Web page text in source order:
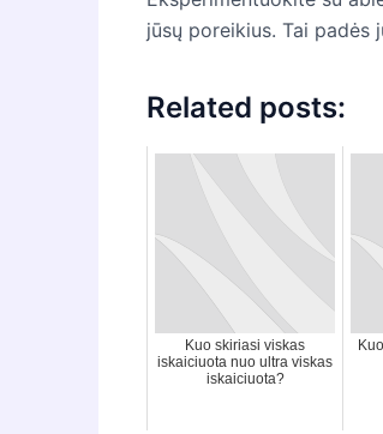
jūsų poreikius. Tai
Related posts:
Kuo skiriasi viskas
iskaiciuota nuo ultra viskas
iskaiciuota?